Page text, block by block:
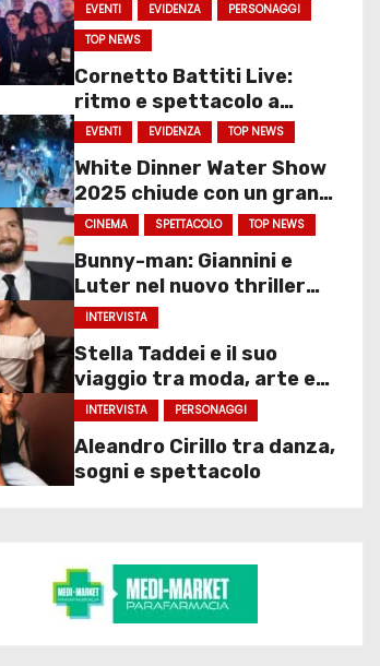
EVENTI EVIDENZA
PERSONAGGI
TOP NEWS
Cornetto Battiti Live:
ritmo e spettacolo a
Molfetta
EVENTI EVIDENZA TOP NEWS
White Dinner Water Show
2025 chiude con un gran
finale
CINEMA SPETTACOLO TOP NEWS
Bunny-man: Giannini e
Luter nel nuovo thriller
sociale
INTERVISTA
Stella Taddei e il suo
viaggio tra moda, arte e
spettacolo
INTERVISTA PERSONAGGI
Aleandro Cirillo tra danza,
sogni e spettacolo